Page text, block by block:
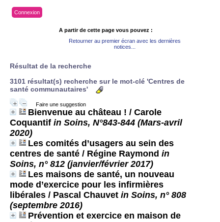
Connexion
A partir de cette page vous pouvez :
Retourner au premier écran avec les dernières
notices...
Résultat de la recherche
3101 résultat(s) recherche sur le mot-clé 'Centres de
santé communautaires'
Faire une suggestion
Bienvenue au château ! / Carole
Coquantif in Soins, N°843-844 (Mars-avril
2020)
Les comités d’usagers au sein des
centres de santé / Régine Raymond in
Soins, n° 812 (janvier/février 2017)
Les maisons de santé, un nouveau
mode d’exercice pour les infirmières
libérales / Pascal Chauvet in Soins, n° 808
(septembre 2016)
Prévention et exercice en maison de